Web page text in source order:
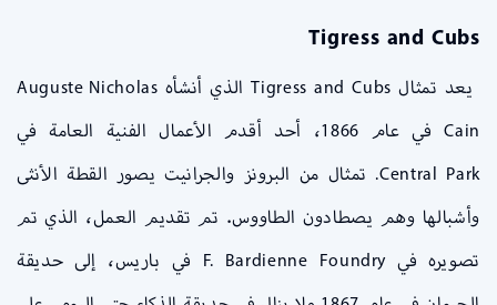
Tigress and Cubs
يعد تمثال Tigress and Cubs الذي أنشأه Auguste Nicholas
Cain في عام 1866، أحد أقدم الأعمال الفنية العامة في
Central Park. تمثال من البرونز والجرانيت يصور القطة الأنثى
وأشبالها وهم يصطادون الطاووس. تم تقديم العمل، الذي تم
تصويره في F. Bardienne Foundry في باريس، إلى حديقة